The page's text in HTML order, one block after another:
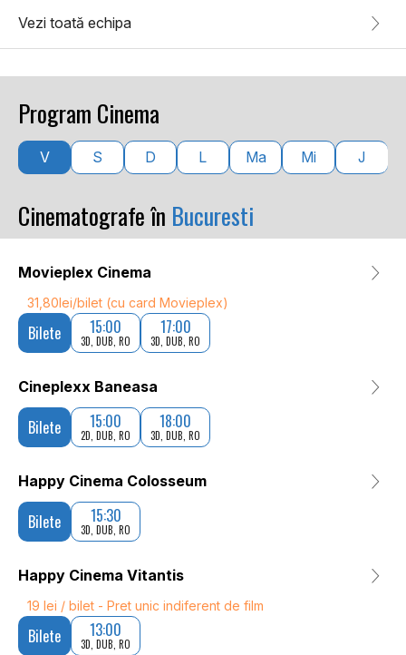
Vezi toată echipa
Program Cinema
V S D L Ma Mi J
Cinematografe în Bucuresti
Movieplex Cinema
31,80lei/bilet (cu card Movieplex)
Bilete 15:00
3D, DUB, RO
17:00
3D, DUB, RO
Cineplexx Baneasa
Bilete 15:00
2D, DUB, RO
18:00
3D, DUB, RO
Happy Cinema Colosseum
Bilete 15:30
3D, DUB, RO
Happy Cinema Vitantis
19 lei / bilet - Pret unic indiferent de film
Bilete 13:00
3D, DUB, RO